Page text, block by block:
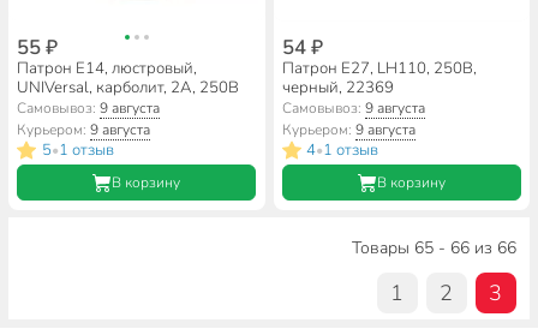
55 ₽
Патрон E14, люстровый,
UNIVersal, карболит, 2А, 250В
Самовывоз:9 августа
Курьером:9 августа
5•1 отзыв
В корзину
54 ₽
Патрон E27, LH110, 250В,
черный, 22369
Самовывоз: 9 августа
Курьером: 9 августа
4•1 отзыв
В корзину
Товары 65 - 66 из 66
1 2 3